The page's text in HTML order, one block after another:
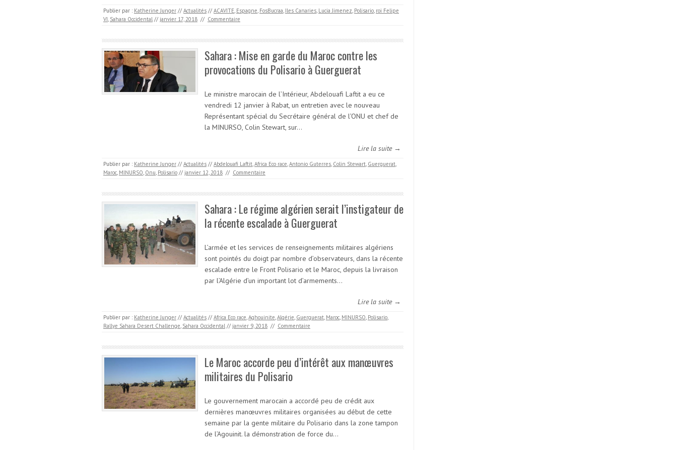
Publier par : Katherine Junger // Actualités // ACAVITE, Espagne, FosBucraa, Iles Canaries, Lucia Jimenez, Polisario, roi Felipe
VI, Sahara Occidental // janvier 17, 2018 // Commentaire
Sahara : Mise en garde du Maroc contre les
provocations du Polisario à Guerguerat
Le ministre marocain de l’Intérieur, Abdelouafi Laftit a eu ce
vendredi 12 janvier à Rabat, un entretien avec le nouveau
Représentant spécial du Secrétaire général de l’ONU et chef de
la MINURSO, Colin Stewart, sur…
Lire la suite →
Publier par : Katherine Junger // Actualités // Abdelouafi Laftit,Africa Eco race,Antonio Guterres, Colin Stewart, Guerguerat,
Maroc, MINURSO, Onu, Polisario // janvier 12, 2018 // Commentaire
Sahara : Le régime algérien serait l’instigateur de
la récente escalade à Guerguerat
L’armée et les services de renseignements militaires algériens
sont pointés du doigt par nombre d’observateurs, dans la récente
escalade entre le Front Polisario et le Maroc, depuis la livraison
par l’Algérie d’un important lot d’armements…
Lire la suite →
Publier par : Katherine Junger // Actualités // Africa Eco race,Aghouinite,Algérie, Guerguerat, Maroc, MINURSO, Polisario,
Rallye Sahara Desert Challenge, Sahara Occidental // janvier 9, 2018 // Commentaire
Le Maroc accorde peu d’intérêt aux manœuvres
militaires du Polisario
Le gouvernement marocain a accordé peu de crédit aux
dernières manœuvres militaires organisées au début de cette
semaine par la gente militaire du Polisario dans la zone tampon
de l’Agouinit. la démonstration de force du…